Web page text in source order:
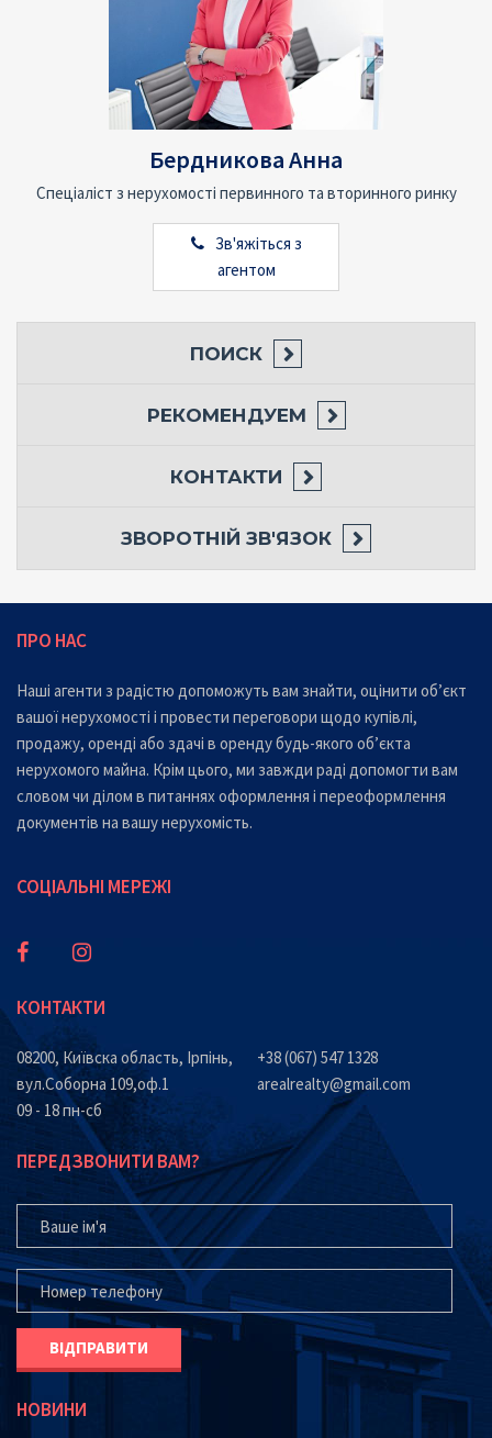
Бердникова Анна
Спеціаліст з нерухомості первинного та вторинного ринку
Зв'яжіться з
агентом
ПОИСК
РЕКОМЕНДУЕМ
КОНТАКТИ
ЗВОРОТНІЙ ЗВ'ЯЗОК
ПРО НАС
Наші агенти з радістю допоможуть вам знайти, оцінити об’єкт
вашої нерухомості і провести переговори щодо купівлі,
продажу, оренді або здачі в оренду будь-якого об’єкта
нерухомого майна. Крім цього, ми завжди раді допомогти вам
словом чи ділом в питаннях оформлення і переоформлення
документів на вашу нерухомість.
СОЦІАЛЬНІ МЕРЕЖІ
КОНТАКТИ
08200, Київска область, Ірпінь,
вул.Соборна 109,оф.1
09 - 18 пн-сб
+38 (067) 547 1328
arealrealty@gmail.com
ПЕРЕДЗВОНИТИ ВАМ?
ВАШЕ ІМ'Я
ВАШ ТЕЛЕФОН*
НОВИНИ